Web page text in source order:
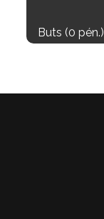
Buts (0 pén.)